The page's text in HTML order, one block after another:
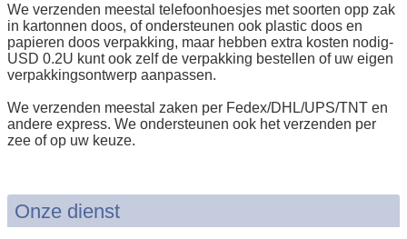
We verzenden meestal telefoonhoesjes met soorten opp zak
in kartonnen doos, of ondersteunen ook plastic doos en
papieren doos verpakking, maar hebben extra kosten nodig-
USD 0.2U kunt ook zelf de verpakking bestellen of uw eigen
verpakkingsontwerp aanpassen.
We verzenden meestal zaken per Fedex/DHL/UPS/TNT en
andere express. We ondersteunen ook het verzenden per
zee of op uw keuze.
Onze dienst